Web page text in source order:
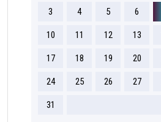
3 4 5 6
10 11 12 13
17 18 19 20
24 25 26 27
31